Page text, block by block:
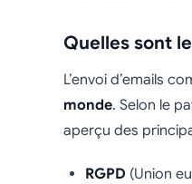
Quelles sont
L’envoi d’emails
monde. Selon le
aperçu des
RGPD (Union